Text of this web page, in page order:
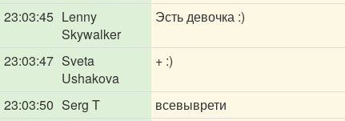
23:03:45 Lenny
Skywalker
Эсть девочка :)
23:03:47 Sveta
Ushakova
+ :)
23:03:50 Serg T
всевыврети